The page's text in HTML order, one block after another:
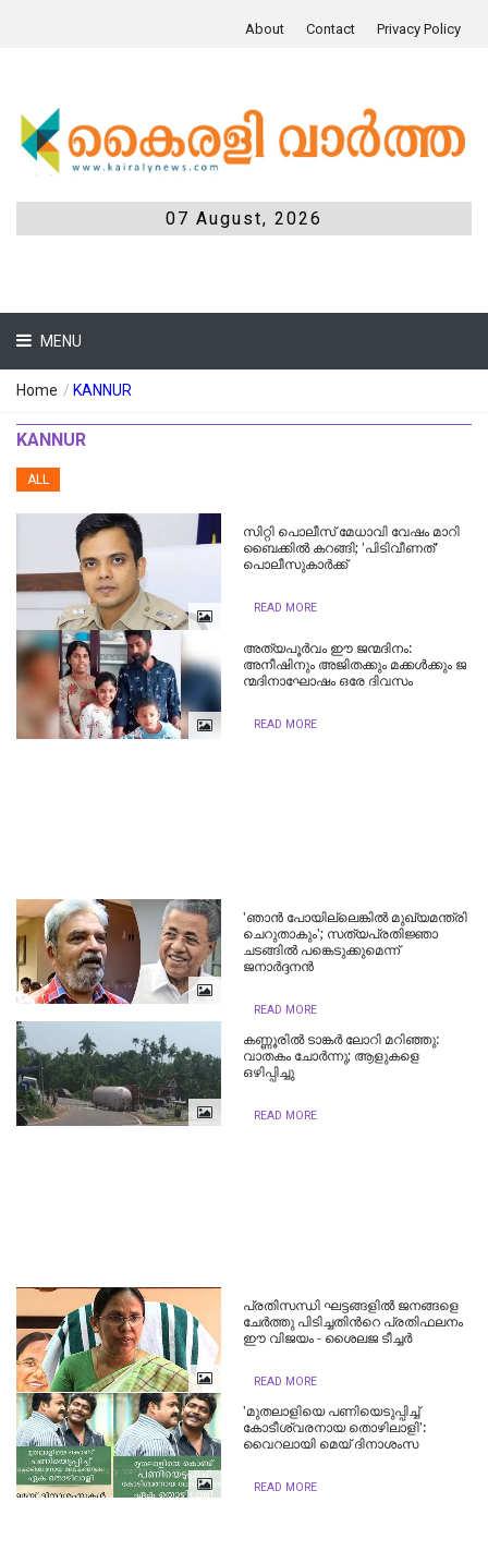
About Contact Privacy Policy
07 August, 2026
MENU
Home / KANNUR
KANNUR
ALL
സിറ്റി പൊലീസ്​ മേധാവി വേഷം മാറി
ബൈക്കില്‍ കറങ്ങി; 'പിടിവീണത്'
പൊലീസുകാര്‍ക്ക്
READ MORE
അത്യപൂർവം ഈ ജന്മദിനം:
അനീഷിനും അജിതക്കും മക്കൾക്കും ജ​
ന്മ​ദി​നാ​ഘോ​ഷം ഒരേ ദിവസം
READ MORE
'ഞാൻ പോയില്ലെങ്കിൽ മുഖ്യമന്ത്രി
ചെറുതാകും'; സത്യപ്രതിജ്ഞാ
ചടങ്ങിൽ പങ്കെടുക്കുമെന്ന്
ജനാർദ്ദനൻ
READ MORE
കണ്ണൂരില്‍ ടാങ്കര്‍ ലോറി മറിഞ്ഞു:
വാതകം ചോര്‍ന്നു; ആളുകളെ
ഒഴിപ്പിച്ചു
READ MORE
പ്രതിസന്ധി ഘട്ടങ്ങളില്‍ ജനങ്ങളെ
ചേര്‍ത്തു പിടിച്ചതിന്‍റെ പ്രതിഫലനം
ഈ വിജയം - ശൈലജ ടീച്ചര്‍
READ MORE
'മുതലാളിയെ പണിയെടുപ്പിച്ച്
കോടീശ്വരനായ തൊഴിലാളി':
വൈറലായി മെയ് ദിനാശംസ
READ MORE